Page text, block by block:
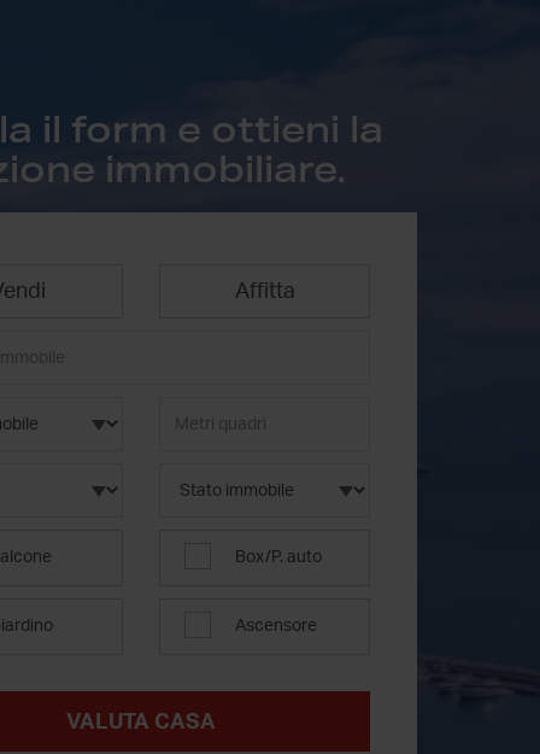
il form e ottieni la
immobiliare.
Affitta
Box/P. auto
Ascensore
VALUTA CASA